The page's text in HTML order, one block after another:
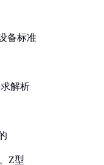
备标准
解析
Z型